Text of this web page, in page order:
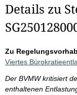
Details zu
Zu
Viertes
Der BVMW kritisiert
enthaltenen